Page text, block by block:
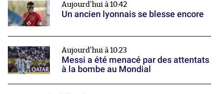
Aujourd'hui à 10:42
Un ancien lyonnais se blesse encore
Aujourd'hui à 10:23
Messi a été menacé par des attentats
à la bombe au Mondial